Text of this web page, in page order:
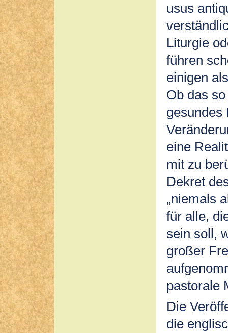
usus
Liturgie
führen
einigen
Ob das
gesundes
eine
mit zu
Dekret
„niemals
für alle,
sein soll,
großer
pastorale
Die
die